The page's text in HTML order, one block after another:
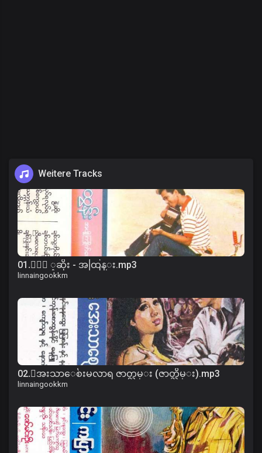
Weitere Tracks
01.ႏြဲ ့ဆိုး - အထြန္း.mp3
linnaingookkm
02.ေအးသာေစ်းမလာရ ဇာတ္လမ္း (ဇာတ္သိမ္း).mp3
linnaingookkm